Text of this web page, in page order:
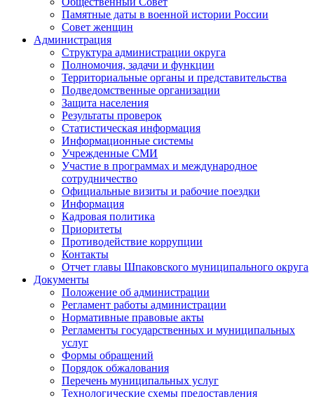
Памятные даты в военной истории России
Совет женщин
Администрация
Структура администрации округа
Полномочия, задачи и функции
Территориальные органы и представительства
Подведомственные организации
Защита населения
Результаты проверок
Статистическая информация
Информационные системы
Учрежденные СМИ
Участие в программах и международное
сотрудничество
Официальные визиты и рабочие поездки
Информация
Кадровая политика
Приоритеты
Противодействие коррупции
Контакты
Отчет главы Шпаковского муниципального округа
Документы
Положение об администрации
Регламент работы администрации
Нормативные правовые акты
Регламенты государственных и муниципальных
услуг
Формы обращений
Порядок обжалования
Перечень муниципальных услуг
Технологические схемы предоставления